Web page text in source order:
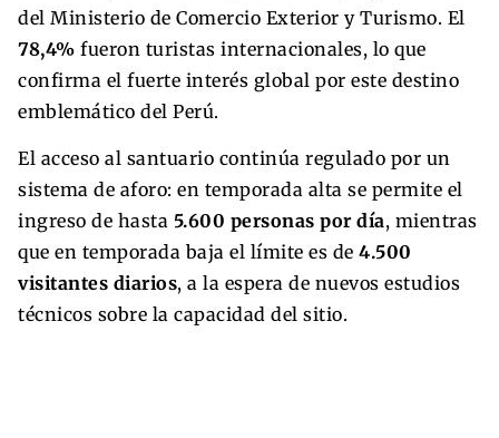
del Ministerio de Comercio Exterior y Turismo. El
78,4% fueron turistas internacionales, lo que
confirma el fuerte interés global por este destino
emblemático del Perú.
El acceso al santuario continúa regulado por un
sistema de aforo: en temporada alta se permite el
ingreso de hasta 5.600 personas por día, mientras
que en temporada baja el límite es de 4.500
visitantes diarios, a la espera de nuevos estudios
técnicos sobre la capacidad del sitio.